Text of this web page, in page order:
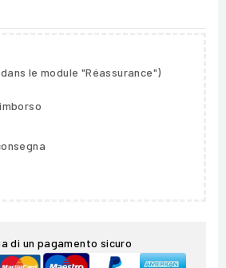
le module "Réassurance")
di un pagamento sicuro